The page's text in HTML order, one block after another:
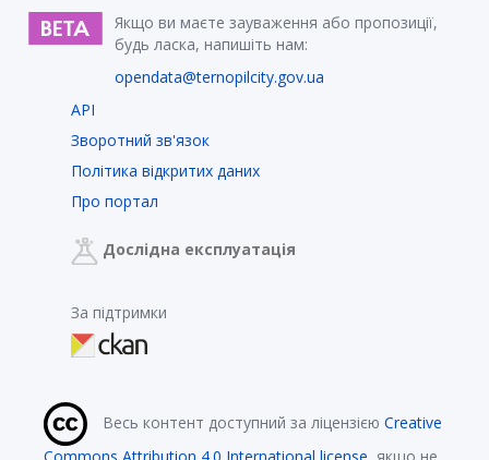
Якщо ви маєте зауваження або пропозиції,
будь ласка, напишіть нам:
opendata@ternopilcity.gov.ua
API
Зворотний зв'язок
Політика відкритих даних
Про портал
Дослідна експлуатація
За підтримки
Весь контент доступний за ліцензією Creative